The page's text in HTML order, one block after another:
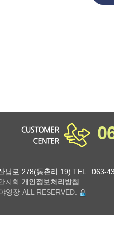
남로 278(동촌리 19) TEL : 063-
지회 개인정보처리방침
영장 ALL RESERVED.